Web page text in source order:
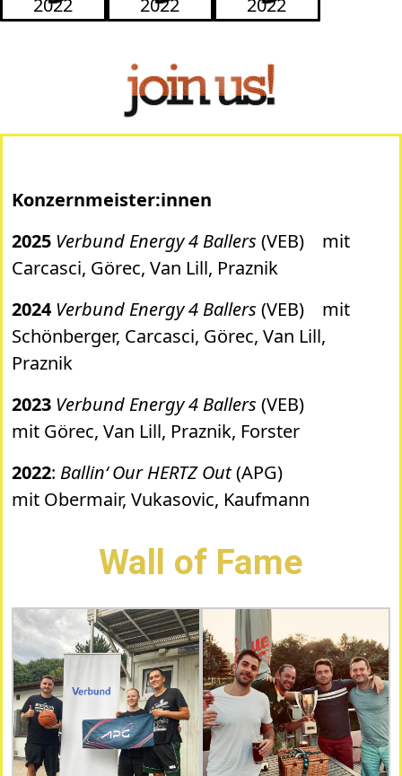
Konzernmeister:innen
2025 Verbund Energy 4 Ballers (VEB) mit
Carcasci, Görec, Van Lill, Praznik
2024Verbund Energy 4 Ballers (VEB) mit
Schönberger, Carcasci, Görec, Van Lill,
Praznik
2023 Verbund Energy 4 Ballers (VEB)
mit Görec, Van Lill, Praznik, Forster
2022: Ballin‘ Our HERTZ Out(APG)
mit Obermair, Vukasovic, Kaufmann
Wall of Fame